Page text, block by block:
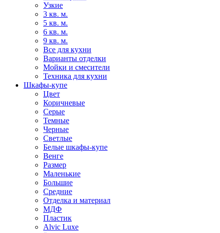
Узкие
3 кв. м.
5 кв. м.
6 кв. м.
9 кв. м.
Все для кухни
Варианты отделки
Мойки и смесители
Техника для кухни
Шкафы-купе
Цвет
Коричневые
Серые
Темные
Черные
Светлые
Белые шкафы-купе
Венге
Размер
Маленькие
Большие
Средние
Отделка и материал
МДФ
Пластик
Alvic Luxe